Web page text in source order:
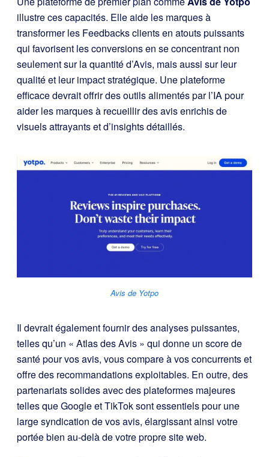
illustre ces capacités. Elle aide les marques à
transformer les Feedbacks clients en atouts puissants
qui favorisent les conversions en se concentrant non
seulement sur la quantité d’Avis, mais aussi sur leur
qualité et leur impact stratégique. Une plateforme
efficace devrait offrir des outils alimentés par l’IA pour
aider les marques à recueillir des avis enrichis de
visuels attrayants et d’insights détaillés.
Avis de Yotpo
Il devrait également fournir des analyses puissantes,
telles qu’un « Atlas des Avis » qui donne un score de
santé pour vos avis, vous compare à vos concurrents et
offre des recommandations exploitables. En outre, des
partenariats solides avec des plateformes majeures
telles que Google et TikTok sont essentiels pour une
large syndication de vos avis, élargissant ainsi votre
portée bien au-delà de votre propre site web.